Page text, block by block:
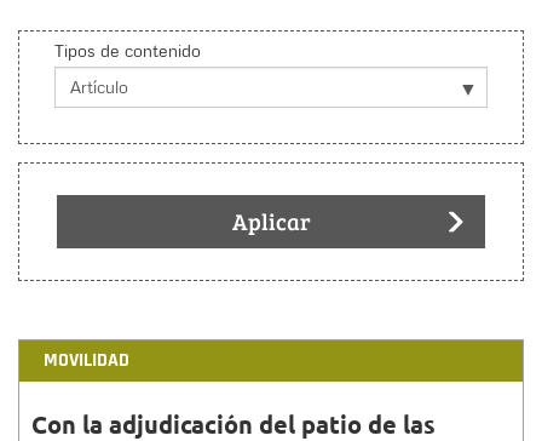
Tipos de contenido
Aplicar
MOVILIDAD
Con la adjudicación del patio de las